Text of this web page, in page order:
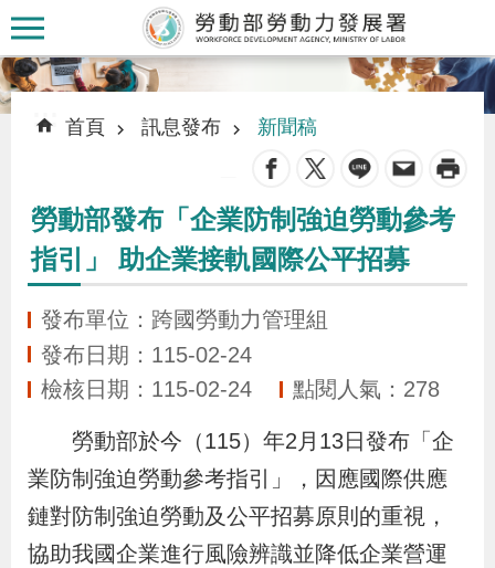
跳到主要內容區塊
認
識
署
訊
發
布
:::
::: 首頁 訊息發布 新聞稿
勞動部發布「企業防制強迫勞動參考
指引」 助企業接軌國際公平招募
發布單位：跨國勞動力管理組
發布日期：115-02-24
檢核日期：115-02-24
點閱人氣：278
勞動部於今（115）年2月13日發布「企
業防制強迫勞動參考指引」，因應國際供應
鏈對防制強迫勞動及公平招募原則的重視，
協助我國企業進行風險辨識並降低企業營運